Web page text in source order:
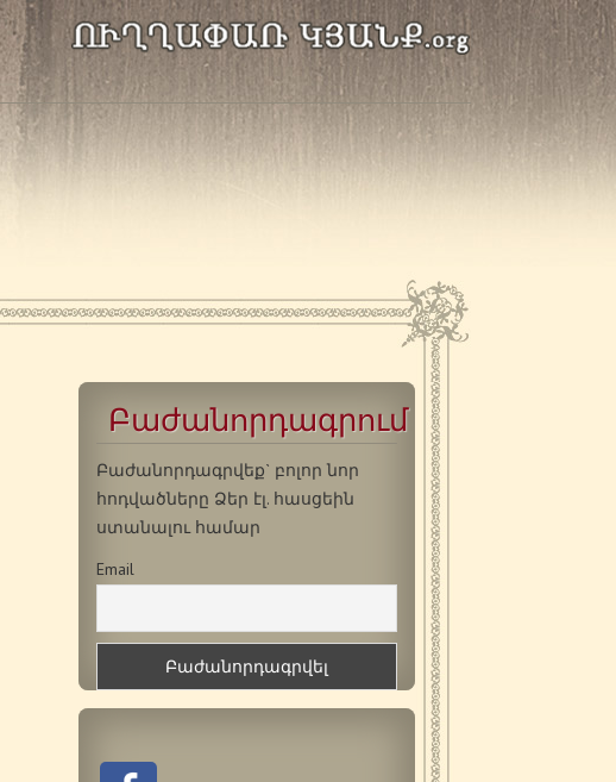
Բաժանորդագրում
Բաժանորդագրվեք` բոլոր նոր
հոդվածները Ձեր էլ. հասցեին
ստանալու համար
Email